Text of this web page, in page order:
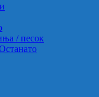
/ песок